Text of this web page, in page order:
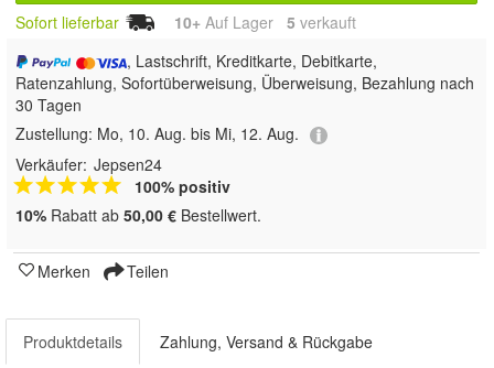
Sofort lieferbar 10+ Auf Lager 5 verkauft
, Lastschrift, Kreditkarte, Debitkarte,
Ratenzahlung, Sofortüberweisung, Überweisung, Bezahlung nach
30 Tagen
Zustellung: Mo, 10. Aug. bis Mi, 12. Aug.
Verkäufer: Jepsen24
100% positiv
10% Rabatt ab 50,00 € Bestellwert.
Merken Teilen
Produktdetails Zahlung, Versand & Rückgabe